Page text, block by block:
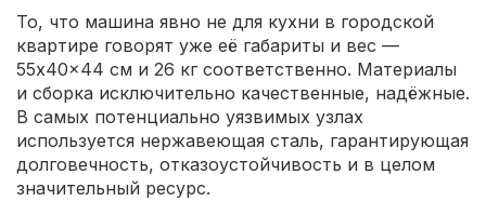
То, что машина явно не для кухни в городской
квартире говорят уже её габариты и вес —
55x40x44 см и 26 кг соответственно. Материалы
и сборка исключительно качественные, надёжные.
В самых потенциально уязвимых узлах
используется нержавеющая сталь, гарантирующая
долговечность, отказоустойчивость и в целом
значительный ресурс.